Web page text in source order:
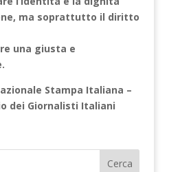
ma soprattutto il diritto
una giusta e
Stampa Italiana –
dei Giornalisti Italiani
Cerca